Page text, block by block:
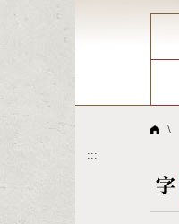
\
:::
字